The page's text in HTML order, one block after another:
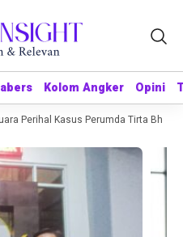
Kolom Angker Opini
Kolom Angker Opini
Perihal Kasus Perumda Tirta